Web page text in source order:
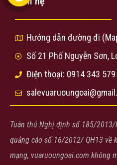
Hướng dẫn đường đi
Số 21 Phố Nguyễn Sơn,
Điện thoại: 0914 343 579
Tuân thủ Nghị định số 185/
quảng cáo số 16/2012/ QH13 về
mạng, vuaruoungoai.com không